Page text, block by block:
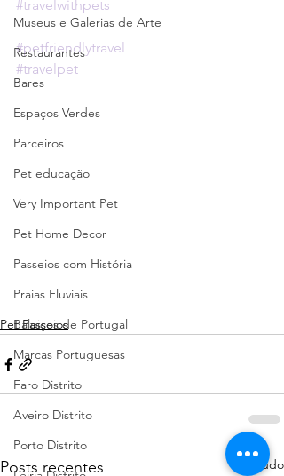
Museus e Galerias de Arte
Restaurantes
Bares
Espaços Verdes
Parceiros
Pet educação
Very Important Pet
Pet Home Decor
Passeios com História
Praias Fluviais
Baloiços de Portugal
Marcas Portuguesas
Faro Distrito
Aveiro Distrito
Porto Distrito
#travelwithpets
#petfriendlytravel
#travelpet
Pet Passeios
Posts recentes Ver tudo